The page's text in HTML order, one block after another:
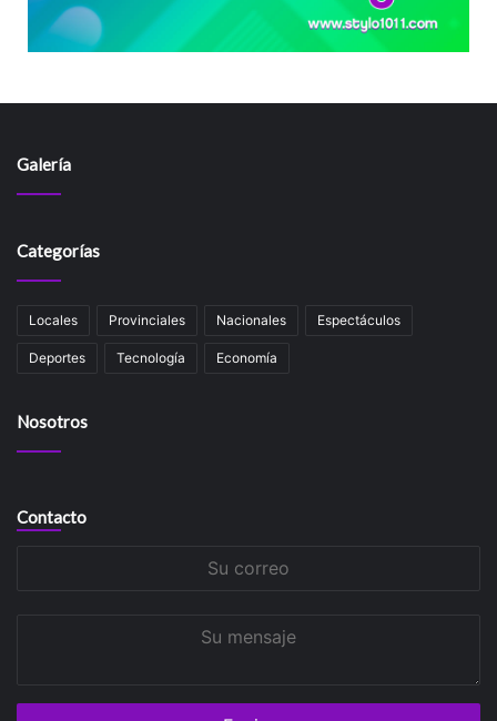
Galería
Categorías
Locales Provinciales Nacionales Espectáculos
Deportes Tecnología Economía
Nosotros
Contacto